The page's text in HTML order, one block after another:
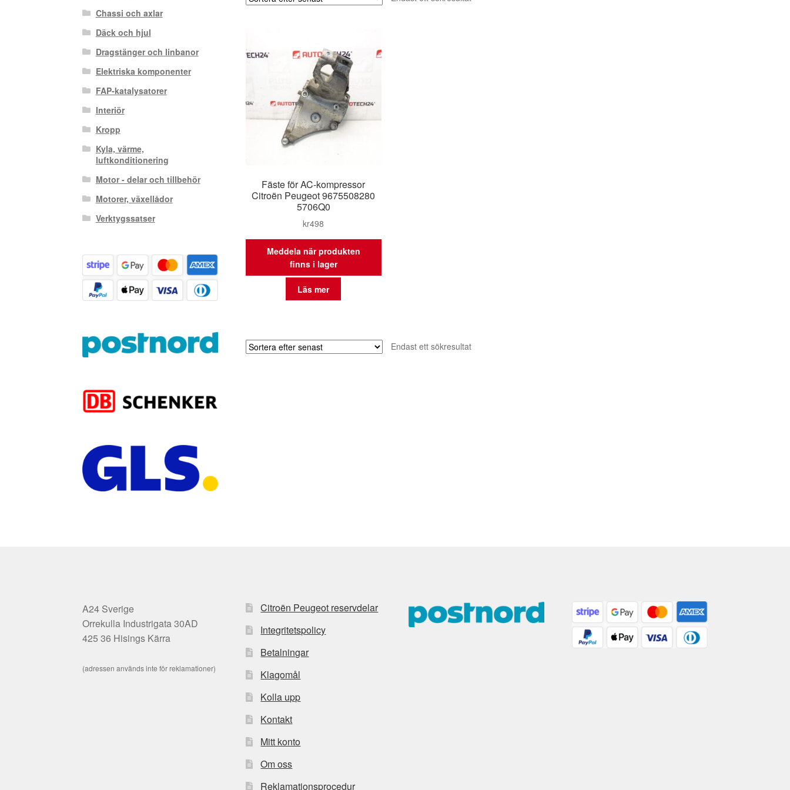
Fäste för AC-kompressor
Citroën Peugeot 9675508280
5706Q0
kr498
Meddela när produkten
finns i lager
Läs mer
Endast ett sökresultat
Chassi och axlar
Däck och hjul
Dragstänger och linbanor
Elektriska komponenter
FAP-katalysatorer
Interiör
Kropp
Kyla, värme,
luftkonditionering
Motor - delar och tillbehör
Motorer, växellådor
Verktygssatser
A24 Sverige
Orrekulla Industrigata 30AD
425 36 Hisings Kärra
(adressen används inte för reklamationer)
Citroën Peugeot reservdelar
Integritetspolicy
Betalningar
Klagomål
Kolla upp
Kontakt
Mitt konto
Om oss
Reklamationsprocedur